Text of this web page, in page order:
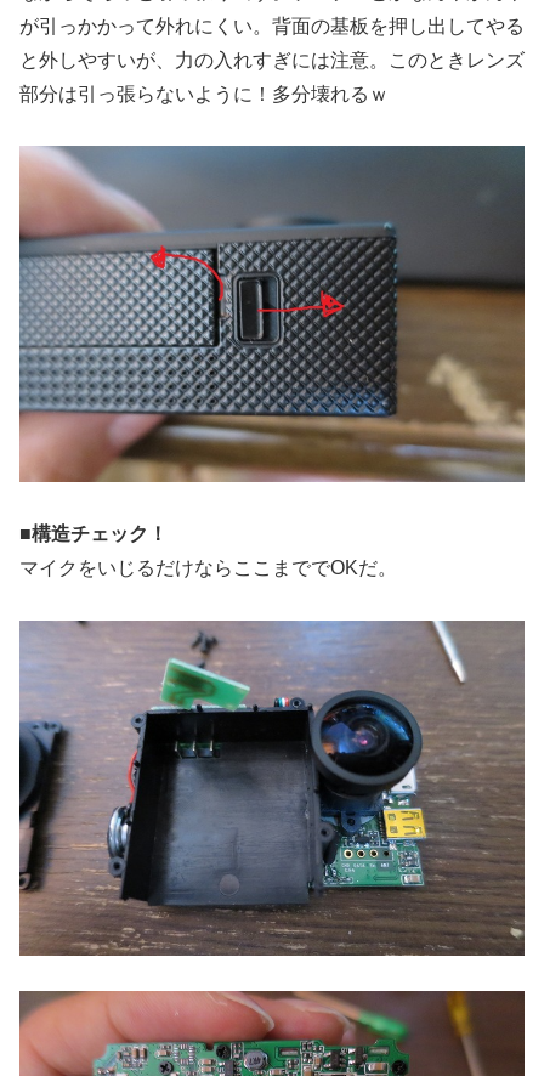
が引っかかって外れにくい。背面の基板を押し出してやる
と外しやすいが、力の入れすぎには注意。このときレンズ
部分は引っ張らないように！多分壊れるｗ
■構造チェック！
マイクをいじるだけならここまででOKだ。